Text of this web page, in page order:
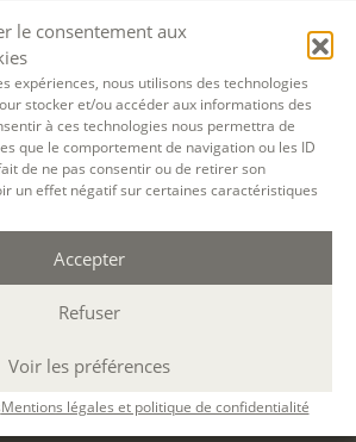
le consentement aux
expériences, nous utilisons des technologies
stocker et/ou accéder aux informations des
à ces technologies nous permettra de
que le comportement de navigation ou les ID
de ne pas consentir ou de retirer son
un effet négatif sur certaines caractéristiques
Accepter
Refuser
Voir les préférences
Mentions légales et politique de confidentialité
de l’écriture et avoir suivi le stage
– initiation» avec Frank Secka